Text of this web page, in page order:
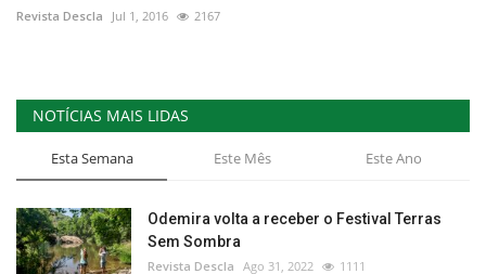
Revista Descla Jul 1, 2016 2167
NOTÍCIAS MAIS LIDAS
Esta Semana Este Mês Este Ano
Odemira volta a receber o Festival Terras
Sem Sombra
Revista Descla Ago 31, 2022 1111